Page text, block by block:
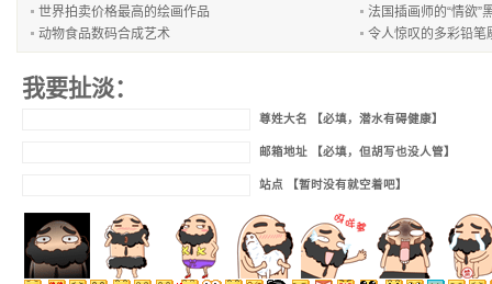
世界拍卖价格最高的绘画作品
法国插画师的“情欲”
动物食品数码合成艺术
令人惊叹的多彩铅笔
我要扯淡：
尊姓大名 【必填，潜水有碍健康】
邮箱地址 【必填，但胡写也没人管】
站点 【暂时没有就空着吧】